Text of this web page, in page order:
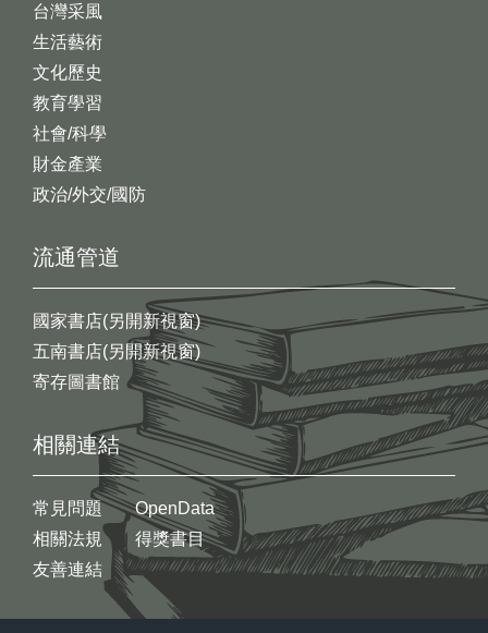
台灣采風
生活藝術
文化歷史
教育學習
社會/科學
財金產業
政治/外交/國防
流通管道
國家書店(另開新視窗)
五南書店(另開新視窗)
寄存圖書館
相關連結
常見問題
相關法規
友善連結
OpenData
得獎書目